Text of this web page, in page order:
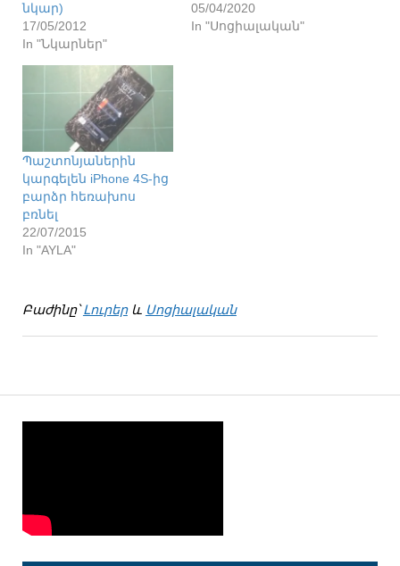
նկար)
17/05/2012
In "Նկարներ"
05/04/2020
In "Սոցիալական"
Պաշտոնյաներին
կարգելեն iPhone 4S-ից
բարձր հեռախոս
բռնել
22/07/2015
In "AYLA"
Բաժինը՝Լուրերև Սոցիալական